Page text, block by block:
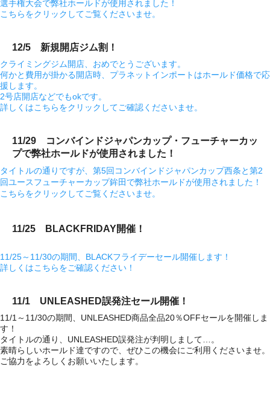
選手権大会で弊社ホールドが使用されました！
こちらをクリックしてご覧くださいませ。
12/5 新規開店ジム割！
クライミングジム開店、おめでとうございます。
何かと費用が掛かる開店時、プラネットインポートはホールド価格で応
援します。
2号店開店などでもokです。
詳しくはこちらをクリックしてご確認くださいませ。
11/29 コンバインドジャパンカップ・フューチャーカッ
プで弊社ホールドが使用されました！
タイトルの通りですが、第5回コンバインドジャパンカップ西条と第2
回ユースフューチャーカップ鉾田で弊社ホールドが使用されました！
こちらをクリックしてご覧くださいませ。
11/25 BLACKFRIDAY開催！
11/25～11/30の期間、BLACKフライデーセール開催します！
詳しくはこちらをご確認ください！
11/1 UNLEASHED誤発注セール開催！
11/1～11/30の期間、UNLEASHED商品全品20％OFFセールを開催しま
す！
タイトルの通り、UNLEASHED誤発注が判明しまして…。
素晴らしいホールド達ですので、ぜひこの機会にご利用くださいませ。
ご協力をよろしくお願いいたします。